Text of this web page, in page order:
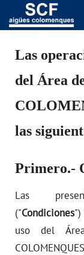
VER TODAS
TU SERVICIO
TU AGUA
VER TODAS
Las
del Área
las
Primero.-
Las
("Condiciones
uso del